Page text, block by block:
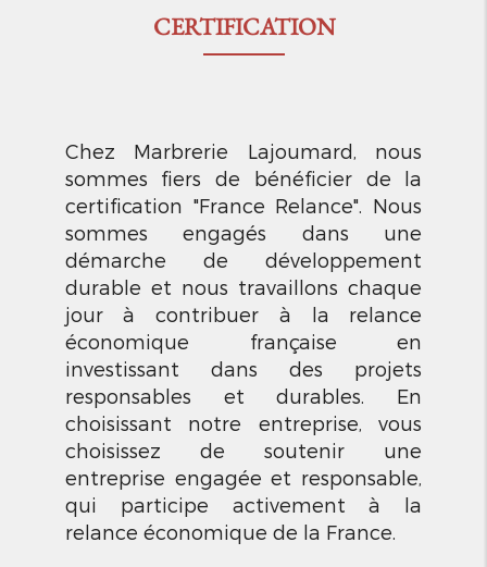
CERTIFICATION
Chez Marbrerie Lajoumard, nous
sommes fiers de bénéficier de la
certification "France Relance". Nous
sommes engagés dans une
démarche de développement
durable et nous travaillons chaque
jour à contribuer à la relance
économique française en
investissant dans des projets
responsables et durables. En
choisissant notre entreprise, vous
choisissez de soutenir une
entreprise engagée et responsable,
qui participe activement à la
relance économique de la France.